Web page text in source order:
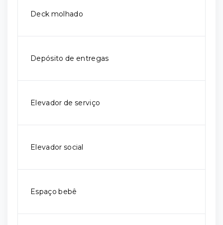
Deck molhado
Depósito de entregas
Elevador de serviço
Elevador social
Espaço bebê